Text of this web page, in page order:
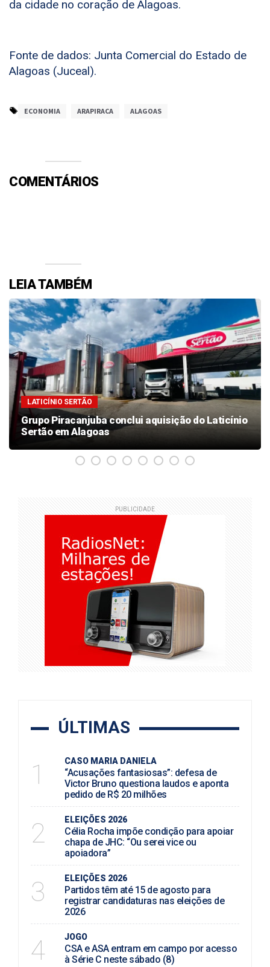
da cidade no coração de Alagoas.
Fonte de dados: Junta Comercial do Estado de
Alagoas (Juceal).
ECONOMIA ARAPIRACA ALAGOAS
COMENTÁRIOS
LEIA TAMBÉM
LATICÍNIO SERTÃO
Grupo Piracanjuba conclui aquisição do Laticínio
Sertão em Alagoas
PUBLICIDADE
ÚLTIMAS
1 CASO MARIA DANIELA
“Acusações fantasiosas”: defesa de
Victor Bruno questiona laudos e aponta
pedido de R$ 20 milhões
2 ELEIÇÕES 2026
Célia Rocha impõe condição para apoiar
chapa de JHC: “Ou serei vice ou
apoiadora”
3 ELEIÇÕES 2026
Partidos têm até 15 de agosto para
registrar candidaturas nas eleições de
2026
4 JOGO
CSA e ASA entram em campo por acesso
à Série C neste sábado (8)